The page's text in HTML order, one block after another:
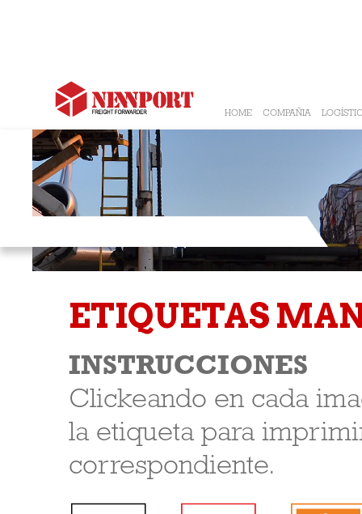
HOME COMPAÑIA
ETIQUETAS
INSTRUCCIONES
Clickeando en cada
la etiqueta para
correspondiente.